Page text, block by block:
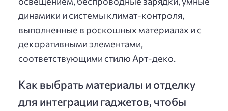
динамики и системы климат-контроля,
выполненные в роскошных материалах и с
декоративными элементами,
соответствующими стилю Арт-деко.
Как выбрать материалы и отделку
для интеграции гаджетов, чтобы